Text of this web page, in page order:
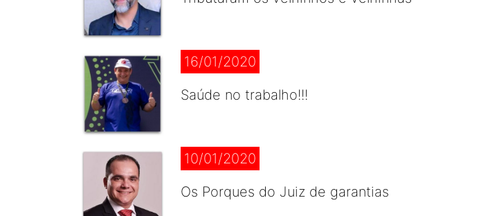
16/01/2020
Saúde no trabalho!!!
10/01/2020
Os Porques do Juiz de garantias